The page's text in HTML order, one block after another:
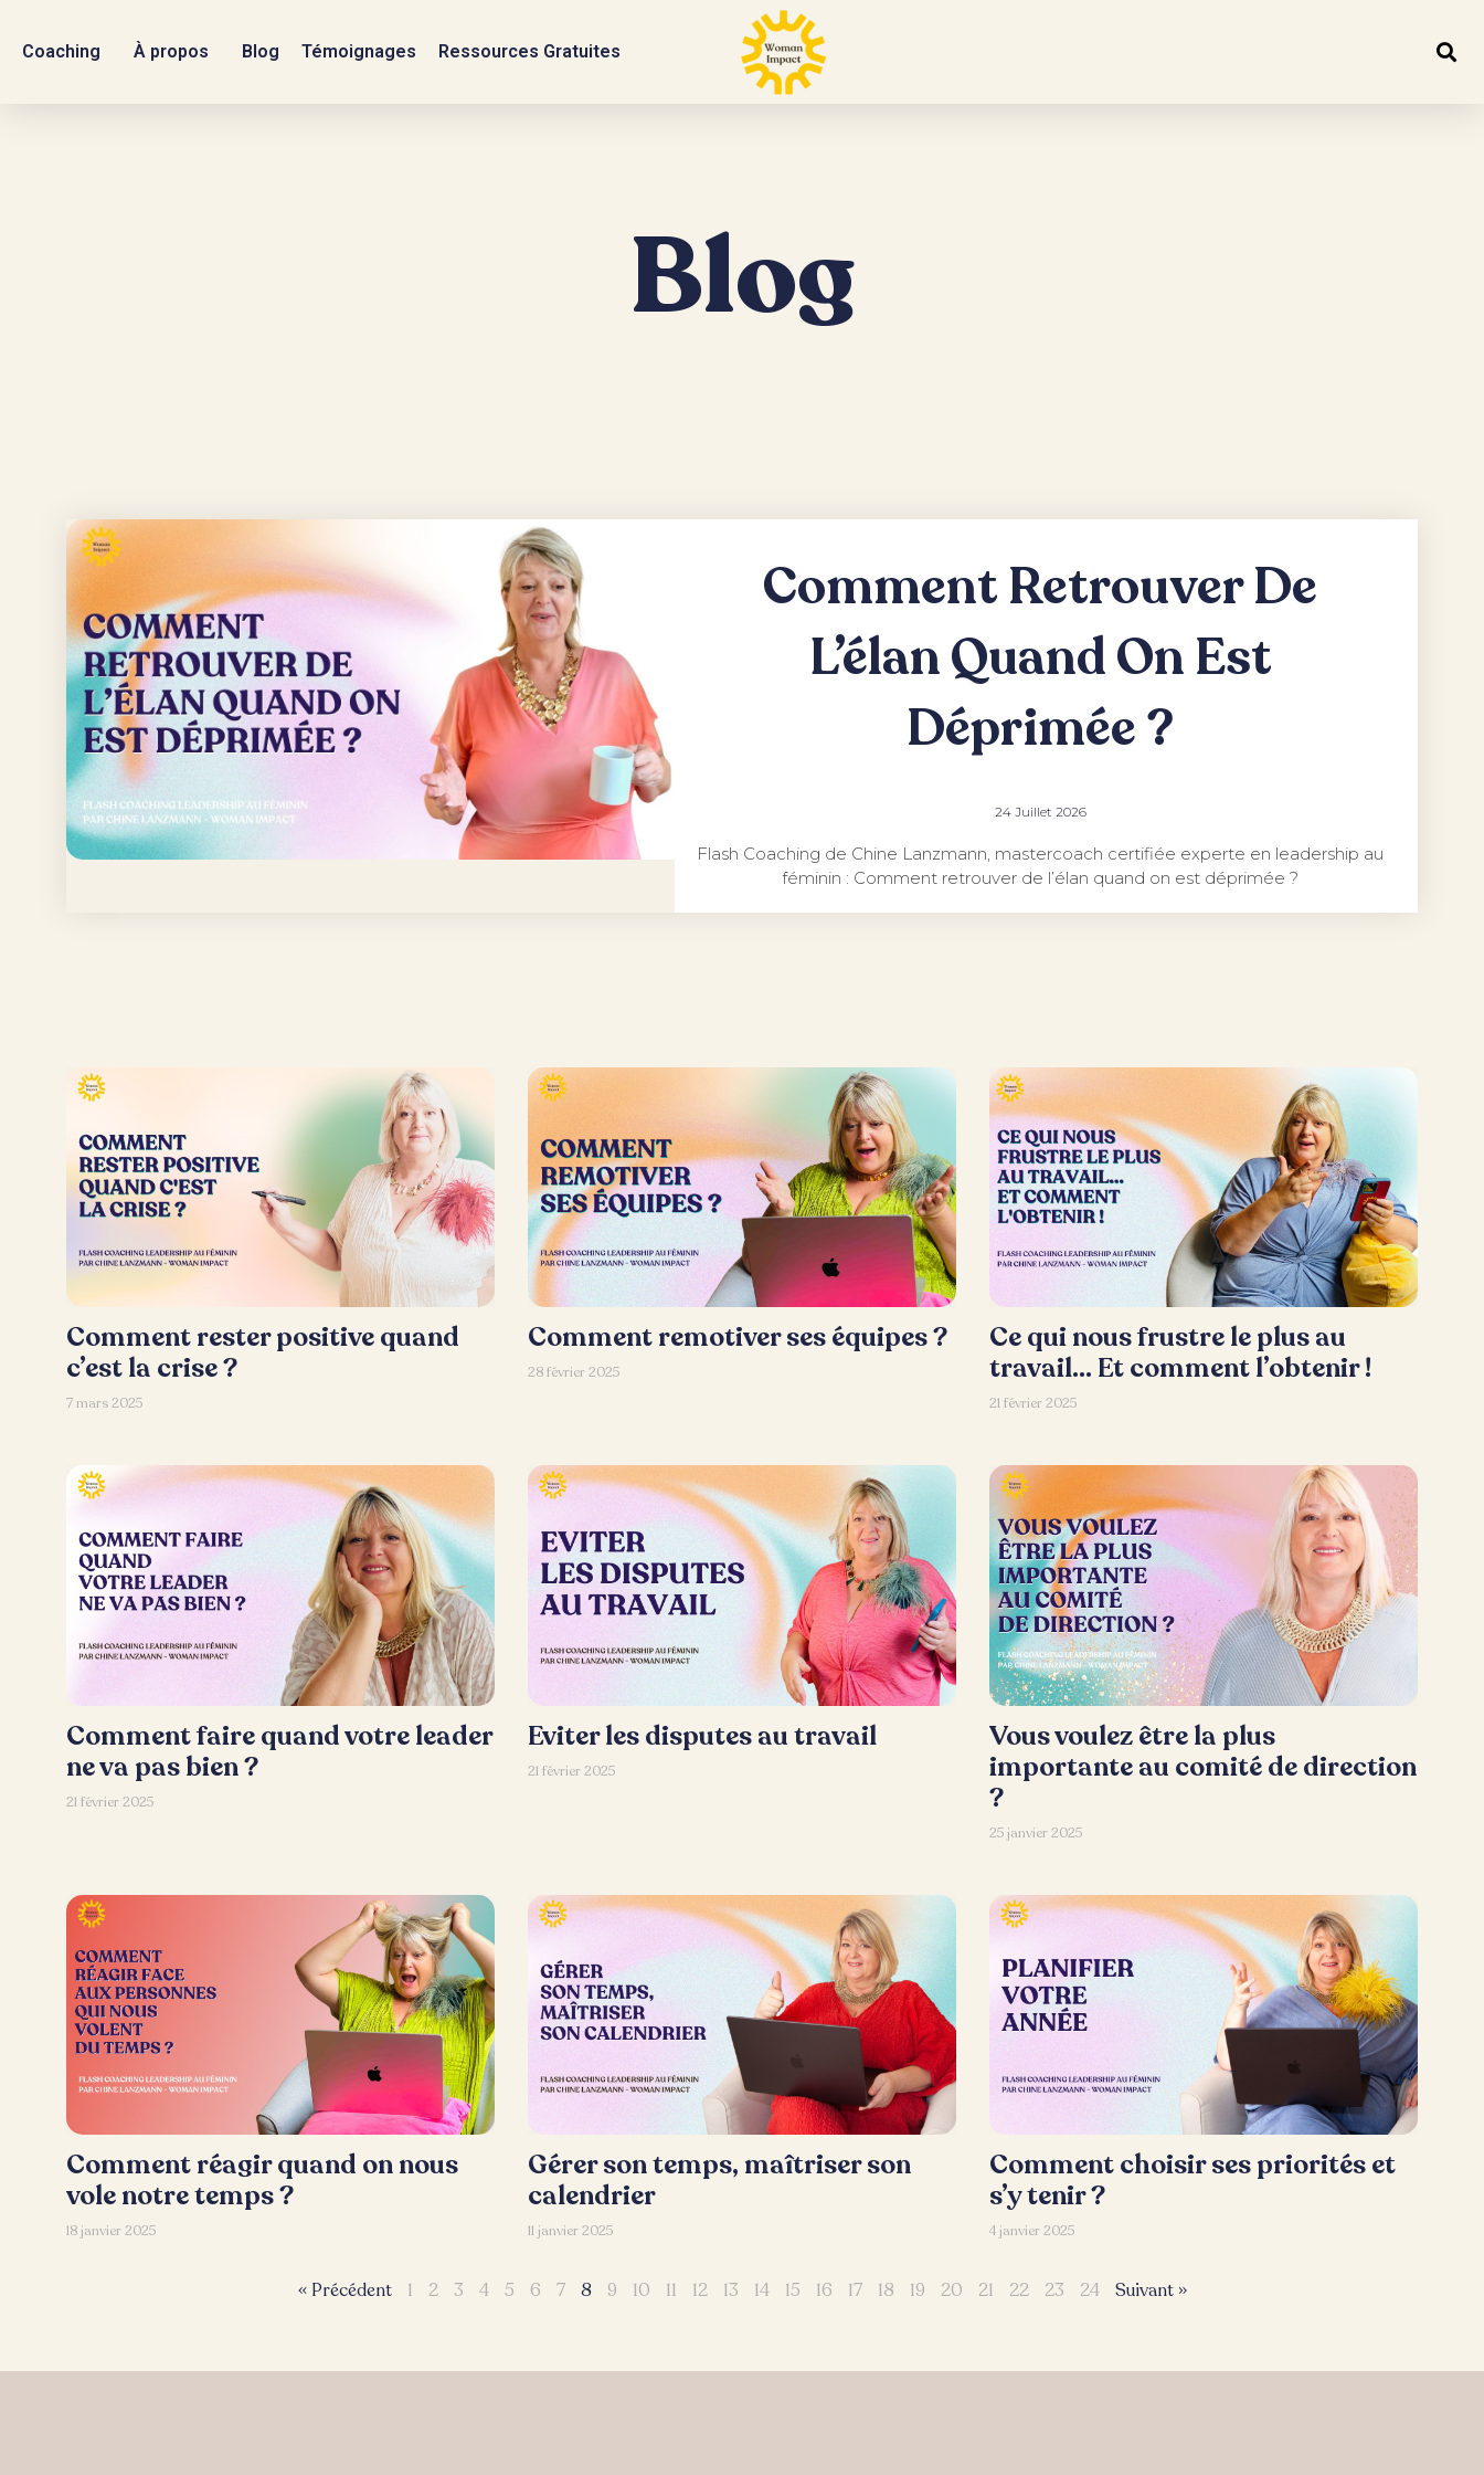
Coaching À propos Blog Témoignages Ressources Gratuites
Blog
Comment Retrouver De
L’élan Quand On Est
Déprimée ?
24 Juillet 2026
Flash Coaching de Chine Lanzmann, mastercoach certifiée experte en leadership au
féminin : Comment retrouver de l’élan quand on est déprimée ?
Comment rester positive quand
c’est la crise ?
7 mars 2025
Comment remotiver ses équipes ?
28 février 2025
Ce qui nous frustre le plus au
travail… Et comment l’obtenir !
21 février 2025
Comment faire quand votre leader
ne va pas bien ?
21 février 2025
Eviter les disputes au travail
21 février 2025
Vous voulez être la plus
importante au comité de direction
?
25 janvier 2025
Comment réagir quand on nous
vole notre temps ?
18 janvier 2025
Gérer son temps, maîtriser son
calendrier
11 janvier 2025
Comment choisir ses priorités et
s’y tenir ?
4 janvier 2025
« Précédent 1 2 3 4 5 6 7 8 9 10 11 12 13 14 15 16 17 18 19 20 21 22 23 24 Suivant »